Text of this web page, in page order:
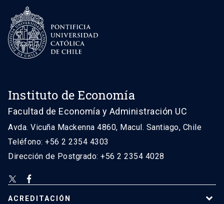
Instituto de Economía
Facultad de Economía y Administración UC
Avda. Vicuña Mackenna 4860, Macul. Santiago, Chile
Teléfono: +56 2 2354 4303
Dirección de Postgrado: +56 2 2354 4028
ACREDITACIÓN